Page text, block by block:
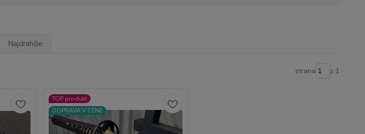
Najdrahšie
strana z 1
TOP produkt
DOPRAVA V CENE